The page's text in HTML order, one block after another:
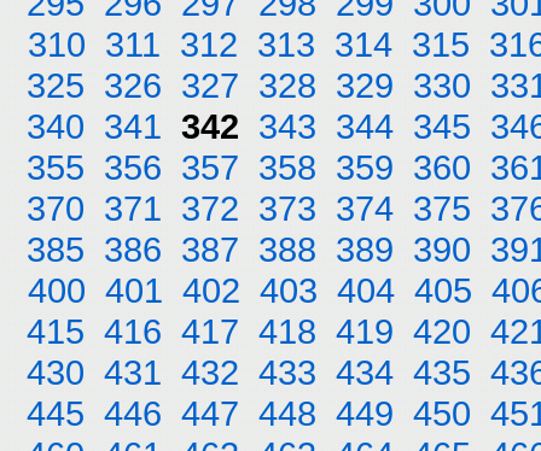
310 311 312 313 314 315
325 326 327 328 329 330
340 341 342 343 344 345
355 356 357 358 359 360
370 371 372 373 374 375
385 386 387 388 389 390
400 401 402 403 404 405
415 416 417 418 419 420
430 431 432 433 434 435
445 446 447 448 449 450